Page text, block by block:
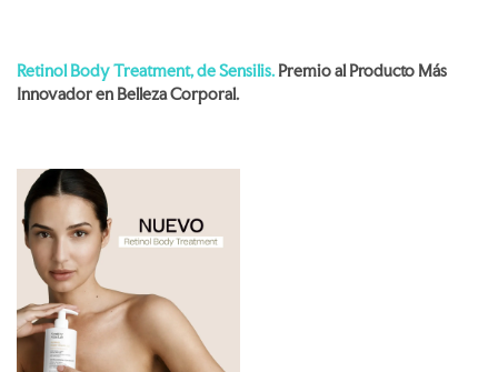
Retinol Body Treatment, de Sensilis. Premio al Producto Más
Innovador en Belleza Corporal.